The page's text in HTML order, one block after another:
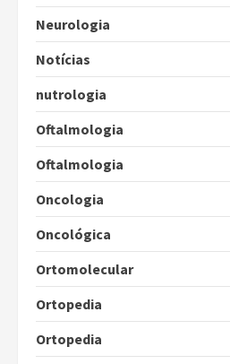
Neurologia
Notícias
nutrologia
Oftalmologia
Oftalmologia
Oncologia
Oncológica
Ortomolecular
Ortopedia
Ortopedia